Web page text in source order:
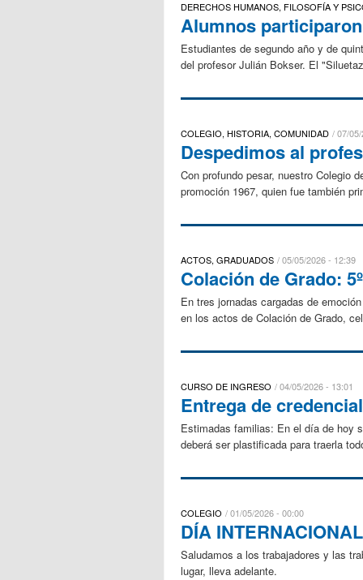
DERECHOS HUMANOS, FILOSOFÍA Y
Alumnos
Estudiantes de segundo año y de
del profesor Julián Bokser. El
COLEGIO, HISTORIA, COMUNIDAD 07/
Despedimos al
Con profundo pesar, nuestro Colegio
promoción 1967, quien fue también
ACTOS, GRADUADOS 05/05/2026 - 12:39
Colación de Grado:
En tres jornadas cargadas de
en los actos de Colación de Grado,
CURSO DE INGRESO 04/05/2026 - 13:01
Entrega de
Estimadas familias: En el día de hoy
deberá ser plastificada para traerla
COLEGIO 01/05/2026 - 00:00
DÍA
Saludamos a los trabajadores y las
lugar, lleva adelante.